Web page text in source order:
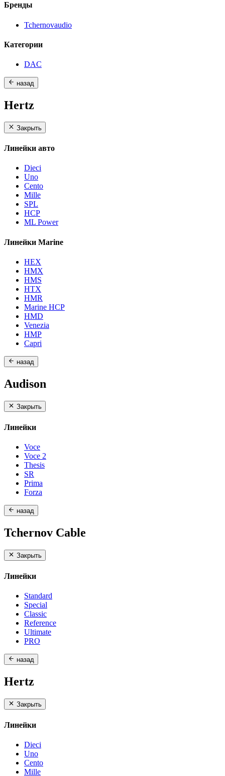
Бренды
Tchernovaudio
Категории
DAC
назад
Hertz
Закрыть
Линейки авто
Dieci
Uno
Cento
Mille
SPL
HCP
ML Power
Линейки Marine
HEX
HMX
HMS
HTX
HMR
Marine HCP
HMD
Venezia
HMP
Capri
назад
Audison
Закрыть
Линейки
Voce
Voce 2
Thesis
SR
Prima
Forza
назад
Tchernov Cable
Закрыть
Линейки
Standard
Special
Classic
Reference
Ultimate
PRO
назад
Hertz
Закрыть
Линейки
Dieci
Uno
Cento
Mille